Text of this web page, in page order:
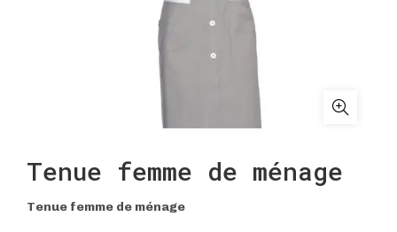
Tenue femme de ménage
Tenue femme de ménage